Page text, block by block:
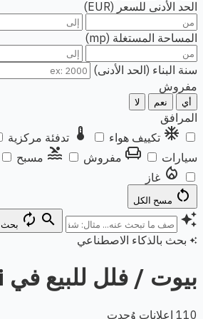
الحد الأدنى للسعر (EUR)
المساحة المستغلة (mp)
سنة البناء (الحد الأدنى)
مفروش
أي نعم لا
المرافق
ac_unit تكييف هواء thermostat تدفئة مركزية
سيارات
chair مفروش pool مسبح
local_fire_department غاز
restart_alt
auto_awesome
search
autorenew بحث
auto_awesome بحث بالذكاء الاصطناعي
بيوت / فلل للبيع في Bucuresti
110 إعلانات وُجدت